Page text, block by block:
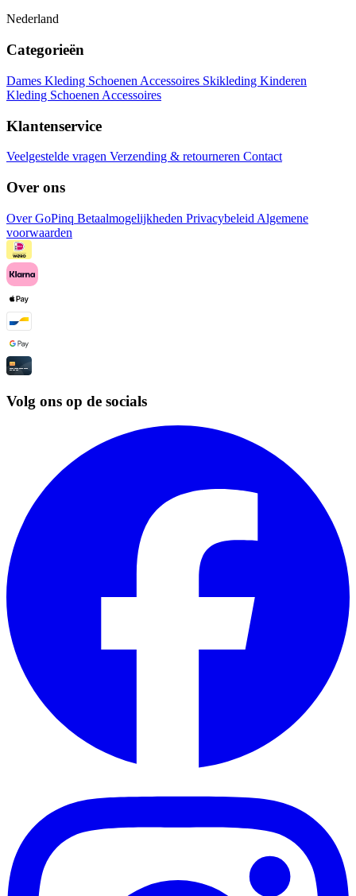
Nederland
Categorieën
Dames Kleding Schoenen Accessoires Skikleding Kinderen
Kleding Schoenen Accessoires
Klantenservice
Veelgestelde vragen Verzending & retourneren Contact
Over ons
Over GoPinq Betaalmogelijkheden Privacybeleid Algemene
voorwaarden
Volg ons op de socials